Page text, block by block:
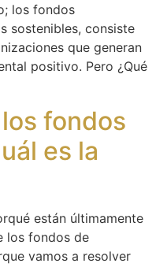
los fondos
sostenibles, consiste
que generan
positivo. Pero ¿Qué
fondos
es la
están últimamente
los fondos de
vamos a resolver